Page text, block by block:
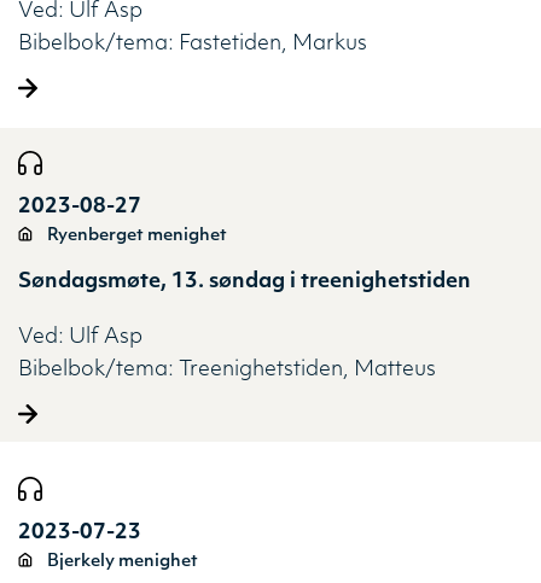
Ved: Ulf Asp
Bibelbok/tema: Fastetiden Markus
2023-08-27
Ryenberget menighet
Søndagsmøte, 13. søndag i treenighetstiden
Ved: Ulf Asp
Bibelbok/tema:
Treenighetstiden Matteus
2023-07-23
Bjerkely menighet